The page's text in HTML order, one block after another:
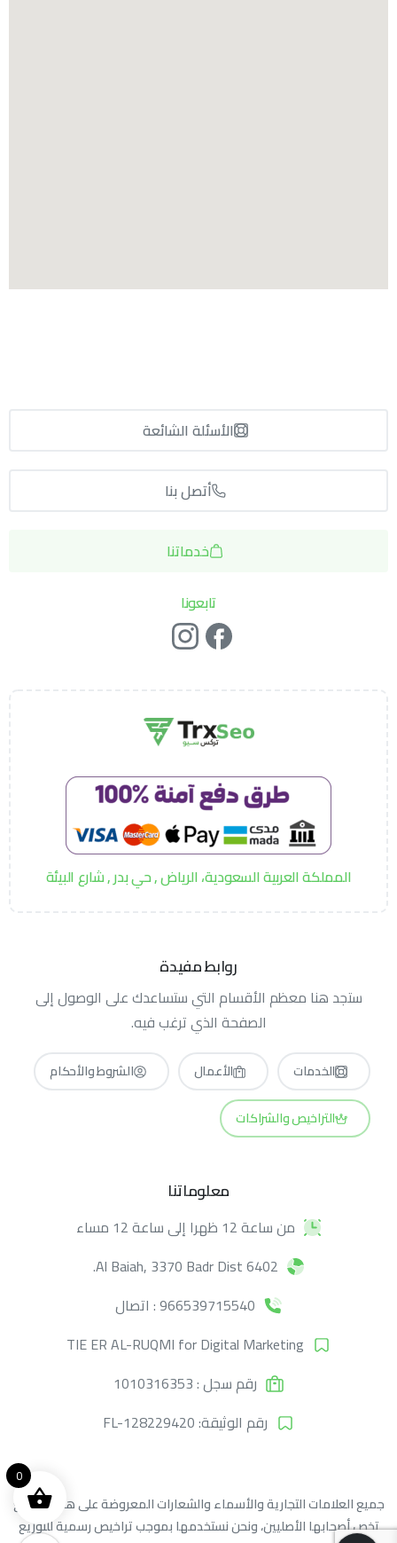
الأسئلة الشائعة
أتصل بنا
خدماتنا
تابعونا
المملكة العربية السعودية، الرياض , حي بدر , شارع البيئة
روابط مفيدة
ستجد هنا معظم الأقسام التي ستساعدك على الوصول إلى
الصفحة الذي ترغب فيه.
الخدمات الأعمال الشروط والأحكام
التراخيص والشراكات
معلوماتنا
من ساعة 12 ظهرا إلى ساعة 12 مساء
6402 Al Baiah, 3370 Badr Dist.
966539715540 : اتصال
TIE ER AL-RUQMI for Digital Marketing
رقم سجل : 1010316353
رقم الوثيقة: FL-128229420
جميع العلامات التجارية والأسماء والشعارات المعروضة على هذا الموقع
تخص أصحابها الأصليين، ونحن نستخدمها بموجب تراخيص رسمية للتوزيع
مزايا قوية
مع تركس سيو احصل على موقع ويب رائع المظهر
تحقق من جميع الميزات
اتصل بفريقنا إذا كان لديك أي سؤال
هذا الموقع يستخدم الكوكيز.
تسمح لنا ملفات تعريف الارتباط بتخصيص المحتوى
الاجتماعي ، وتحليل حركة المرور لدينا.
سياسة ملفات الارتباط
0